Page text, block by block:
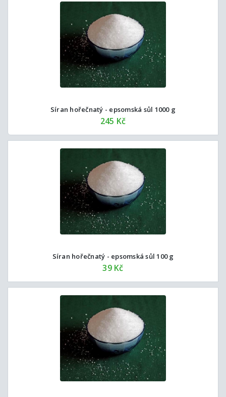
Síran hořečnatý - epsomská sůl 1000 g
245 Kč
Síran hořečnatý - epsomská sůl 100 g
39 Kč